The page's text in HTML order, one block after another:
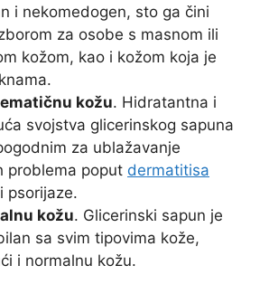
i nekomedogen, sto ga čini
za osobe s masnom ili
kožom, kao i kožom koja je
kožu. Hidratantna i
svojstva glicerinskog sapuna
za ublažavanje
problema poput dermatitisa
psorijaze.
kožu. Glicerinski sapun je
sa svim tipovima kože,
i normalnu kožu.